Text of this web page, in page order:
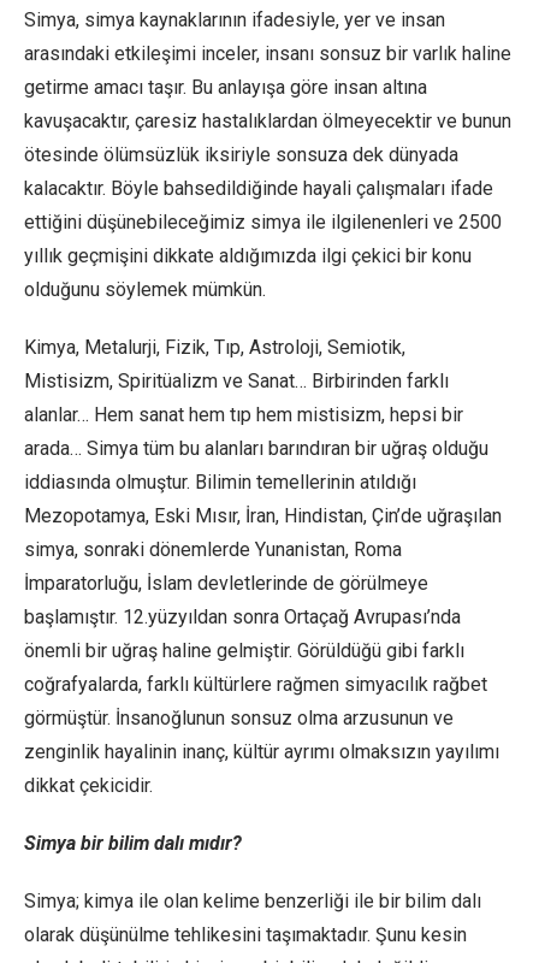
Simya, simya kaynaklarının ifadesiyle, yer ve insan
arasındaki etkileşimi inceler, insanı sonsuz bir varlık haline
getirme amacı taşır. Bu anlayışa göre insan altına
kavuşacaktır, çaresiz hastalıklardan ölmeyecektir ve bunun
ötesinde ölümsüzlük iksiriyle sonsuza dek dünyada
kalacaktır. Böyle bahsedildiğinde hayali çalışmaları ifade
ettiğini düşünebileceğimiz simya ile ilgilenenleri ve 2500
yıllık geçmişini dikkate aldığımızda ilgi çekici bir konu
olduğunu söylemek mümkün.
Kimya, Metalurji, Fizik, Tıp, Astroloji, Semiotik,
Mistisizm, Spiritüalizm ve Sanat… Birbirinden farklı
alanlar… Hem sanat hem tıp hem mistisizm, hepsi bir
arada… Simya tüm bu alanları barındıran bir uğraş olduğu
iddiasında olmuştur. Bilimin temellerinin atıldığı
Mezopotamya, Eski Mısır, İran, Hindistan, Çin’de uğraşılan
simya, sonraki dönemlerde Yunanistan, Roma
İmparatorluğu, İslam devletlerinde de görülmeye
başlamıştır. 12.yüzyıldan sonra Ortaçağ Avrupası’nda
önemli bir uğraş haline gelmiştir. Görüldüğü gibi farklı
coğrafyalarda, farklı kültürlere rağmen simyacılık rağbet
görmüştür. İnsanoğlunun sonsuz olma arzusunun ve
zenginlik hayalinin inanç, kültür ayrımı olmaksızın yayılımı
dikkat çekicidir.
Simya bir bilim dalı mıdır?
Simya; kimya ile olan kelime benzerliği ile bir bilim dalı
olarak düşünülme tehlikesini taşımaktadır. Şunu kesin